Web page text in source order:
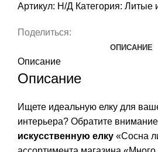
Артикул: Н/Д Категория: Литые
Поделиться:
ОПИСАНИЕ
Описание
Описание
Ищете идеальную елку для
интерьера? Обратите
искусственную елку «Сосна